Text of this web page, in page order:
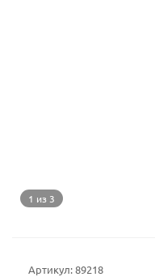
1 из 3
Артикул:89218